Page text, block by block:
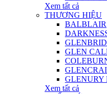
Xem tất cả
THƯƠNG HIỆU
BALBLAIR
GLEN
GLENURY
Xem tất cả